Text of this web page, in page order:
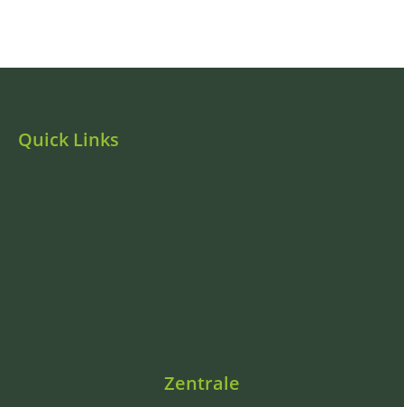
Quick Links
Zentrale